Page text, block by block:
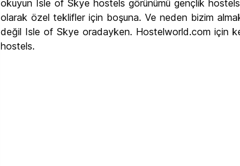
okuyun Isle of Skye hostels görünümü gençlik
olarak özel teklifler için boşuna. Ve neden bizim
değil Isle of Skye oradayken. Hostelworld.com için
hostels.